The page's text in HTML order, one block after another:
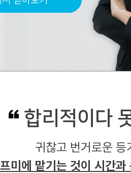
합리적이다
귀찮고 번거로운
미에 맡기는 것이 시간